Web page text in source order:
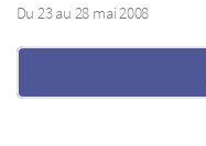
Du 23 au 28 mai 2008